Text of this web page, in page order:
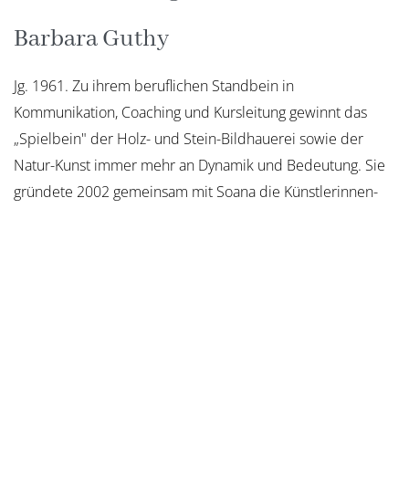
Barbara Guthy
Jg. 1961. Zu ihrem beruflichen Standbein in
Kommunikation, Coaching und Kursleitung gewinnt das
„Spielbein" der Holz- und Stein-Bildhauerei sowie der
Natur-Kunst immer mehr an Dynamik und Bedeutung. Sie
gründete 2002 gemeinsam mit Soana die Künstlerinnen-